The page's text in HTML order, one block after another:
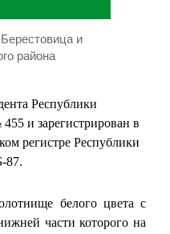
и
района
Республики
и зарегистрирован в
регистре Республики
87.
белого цвета с
части которого на